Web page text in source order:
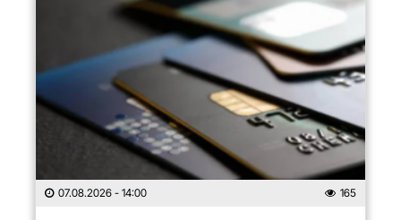
07.08.2026 - 14:00 165